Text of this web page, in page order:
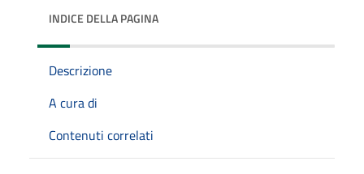
INDICE DELLA PAGINA
Descrizione
A cura di
Contenuti correlati